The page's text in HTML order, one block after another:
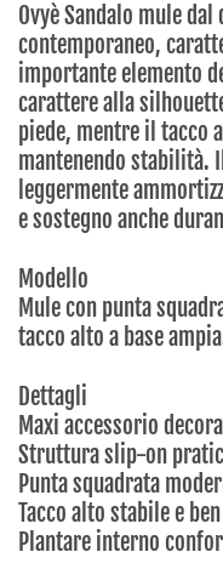
Ovyè Sandalo mule
contemporaneo,
importante elemento
carattere alla
piede, mentre il tacco
mantenendo stabilità.
leggermente
e sostegno anche
Modello
Mule con punta
tacco alto a base
Dettagli
Maxi accessorio
Struttura slip-on
Punta squadrata
Tacco alto stabile e
Plantare interno